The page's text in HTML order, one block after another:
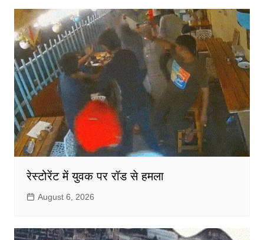
रेस्टोरेंट में युवक पर रॉड से हमला
August 6, 2026